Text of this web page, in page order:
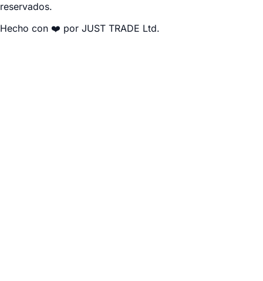
reservados.
Hecho con ❤️ por JUST TRADE Ltd.